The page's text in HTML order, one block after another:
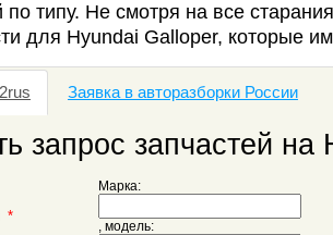
по типу. Не смотря на все
для Hyundai Galloper, которые
Заявка в авторазборки России
запрос запчастей на
*
Марка:
, модель: